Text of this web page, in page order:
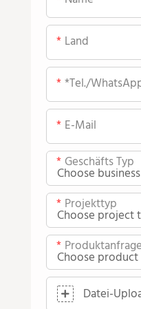
Land
*Tel./
E-Mail
Geschäfts Typ
Projekttyp
Produktanfrage
Datei-